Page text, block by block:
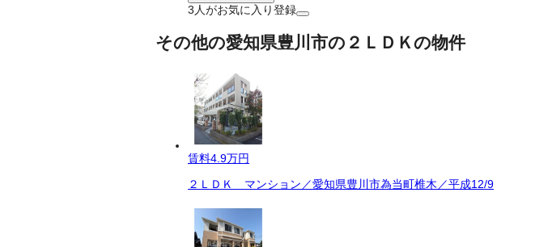
3 人がお気に入り登録
その他の愛知県豊川市の２ＬＤＫの物件
賃料4.9万円
２ＬＤＫ マンション／愛知県豊川市為当町椎木／平成12/9